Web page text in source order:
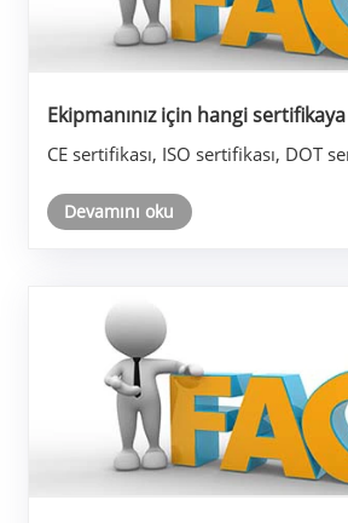
Ekipmanınız için hangi
CE sertifikası, ISO sertifikası, DOT
Devamını oku